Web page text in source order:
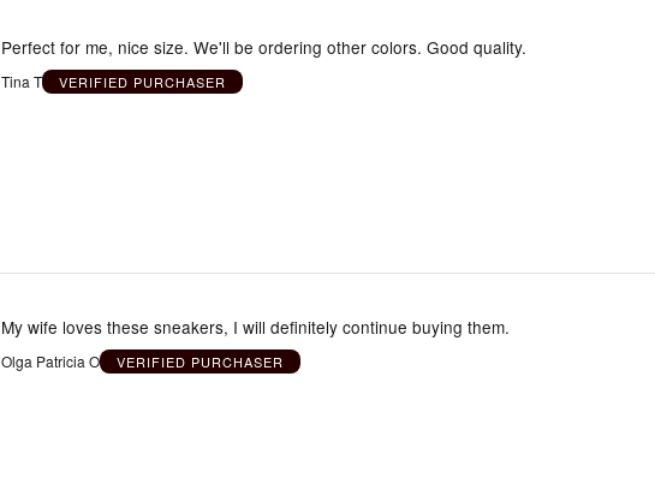
Perfect for me, nice size. We'll be ordering other colors. Good quality.
Tina T VERIFIED PURCHASER
My wife loves these sneakers, I will definitely continue buying them.
Olga Patricia O VERIFIED PURCHASER